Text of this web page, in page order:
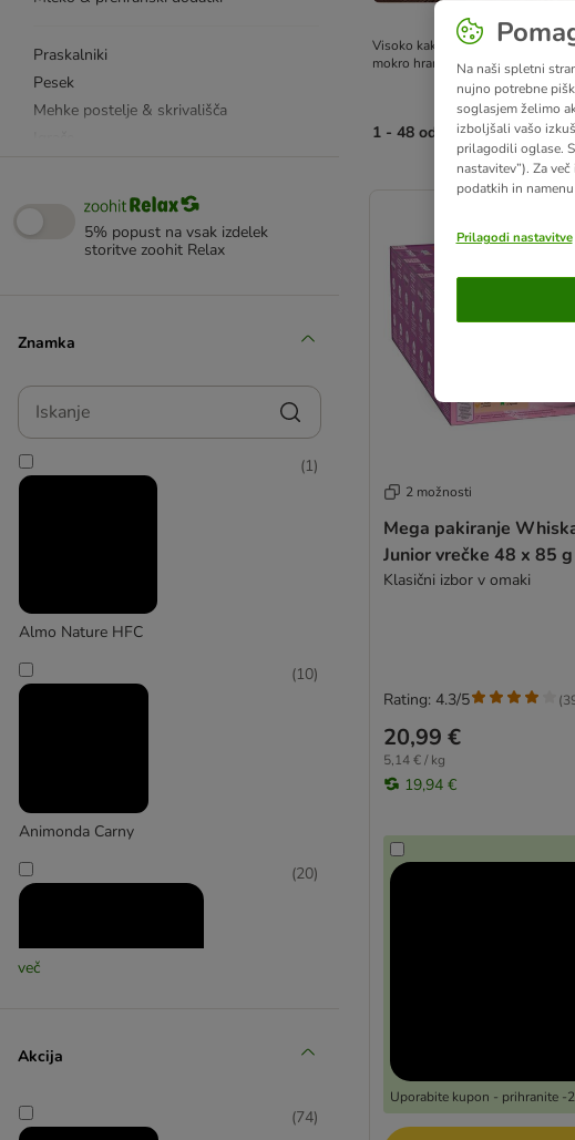
Praskalniki
Pesek
Mehke postelje & skrivališča
Felisept
Posode & napajalniki
5% popust na vsak izdelek
storitve zoohit Relax
Znamka
Iskanje
Almo Nature HFC
(1)
Animonda Carny
(10)
(20)
6)
več
Akcija
(74)
Visoko kakovostna hrana,
mokro hrano prilagojeno
1 - 48 od 260 rezultatov
product items have been
2 možnosti
Mega pakiranje
Junior vrečke 48 x 85 g
Klasični izbor v omaki
20,99 €
5,14 € / kg
19,94 €
Uporabite kupon - prihranite -
Rating: 4.3/5 (
Na naši spletni
nujno potrebne
soglasjem želimo
izboljšali vašo
prilagodili oglase.
nastavitev”). Za
podatkih in
Prilagodi nastavitve